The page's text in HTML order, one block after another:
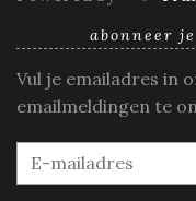
abonneer
Vul je emailadres in
emailmeldingen te
E-
mailadres